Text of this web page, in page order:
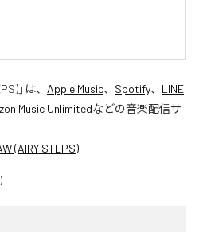
」は、 Apple Music、 Spotify、 LINE
Music Unlimitedなどの音楽配信サ
(AIRY STEPS)